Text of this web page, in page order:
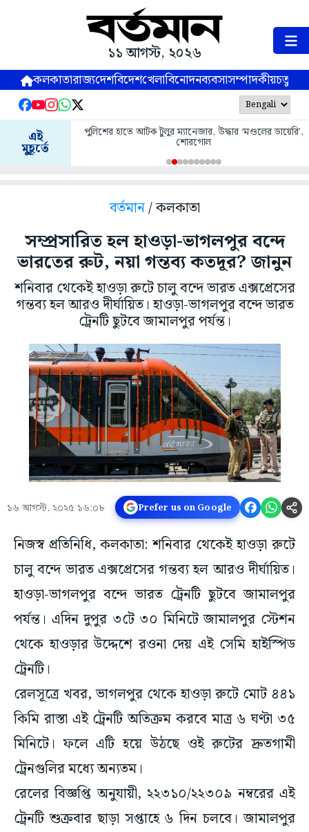
১১ আগস্ট, ২০২৬
কলকাতারাজ্যদেশবিদেশখেলাবিনোদনব্যবসাসম্পাদকীয়
এই
মুহূর্তে
পুলিশের হাতে আটক টুলুর ম্যানেজার, উদ্ধার ‘মণ্ডলের ডায়েরি’,
শোরগোল
বর্তমান/ কলকাতা
সম্প্রসারিত হল হাওড়া-ভাগলপুর বন্দে
ভারতের রুট, নয়া গন্তব্য কতদূর? জানুন
শনিবার থেকেই হাওড়া রুটে চালু বন্দে ভারত এক্সপ্রেসের
গন্তব্য হল আরও দীর্ঘায়িত। হাওড়া-ভাগলপুর বন্দে ভারত
ট্রেনটি ছুটবে জামালপুর পর্যন্ত।
১৬ আগস্ট, ২০২৫ ১৬:০৮ Prefer us on Google
নিজস্ব প্রতিনিধি, কলকাতা: শনিবার থেকেই হাওড়া রুটে
চালু বন্দে ভারত এক্সপ্রেসের গন্তব্য হল আরও দীর্ঘায়িত।
হাওড়া-ভাগলপুর বন্দে ভারত ট্রেনটি ছুটবে জামালপুর
পর্যন্ত। এদিন দুপুর ৩টে ৩০ মিনিটে জামালপুর স্টেশন
থেকে হাওড়ার উদ্দেশে রওনা দেয় এই সেমি হাইস্পিড
ট্রেনটি।
রেলসূত্রে খবর, ভাগলপুর থেকে হাওড়া রুটে মোট ৪৪১
কিমি রাস্তা এই ট্রেনটি অতিক্রম করবে মাত্র ৬ ঘণ্টা ৩৫
মিনিটে। ফলে এটি হয়ে উঠছে ওই রুটের দ্রুতগামী
ট্রেনগুলির মধ্যে অন্যতম।
রেলের বিজ্ঞপ্তি অনুযায়ী, ২২৩১০/২২৩০৯ নম্বরের এই
ট্রেনটি শুক্রবার ছাড়া সপ্তাহে ৬ দিন চলবে। জামালপুর